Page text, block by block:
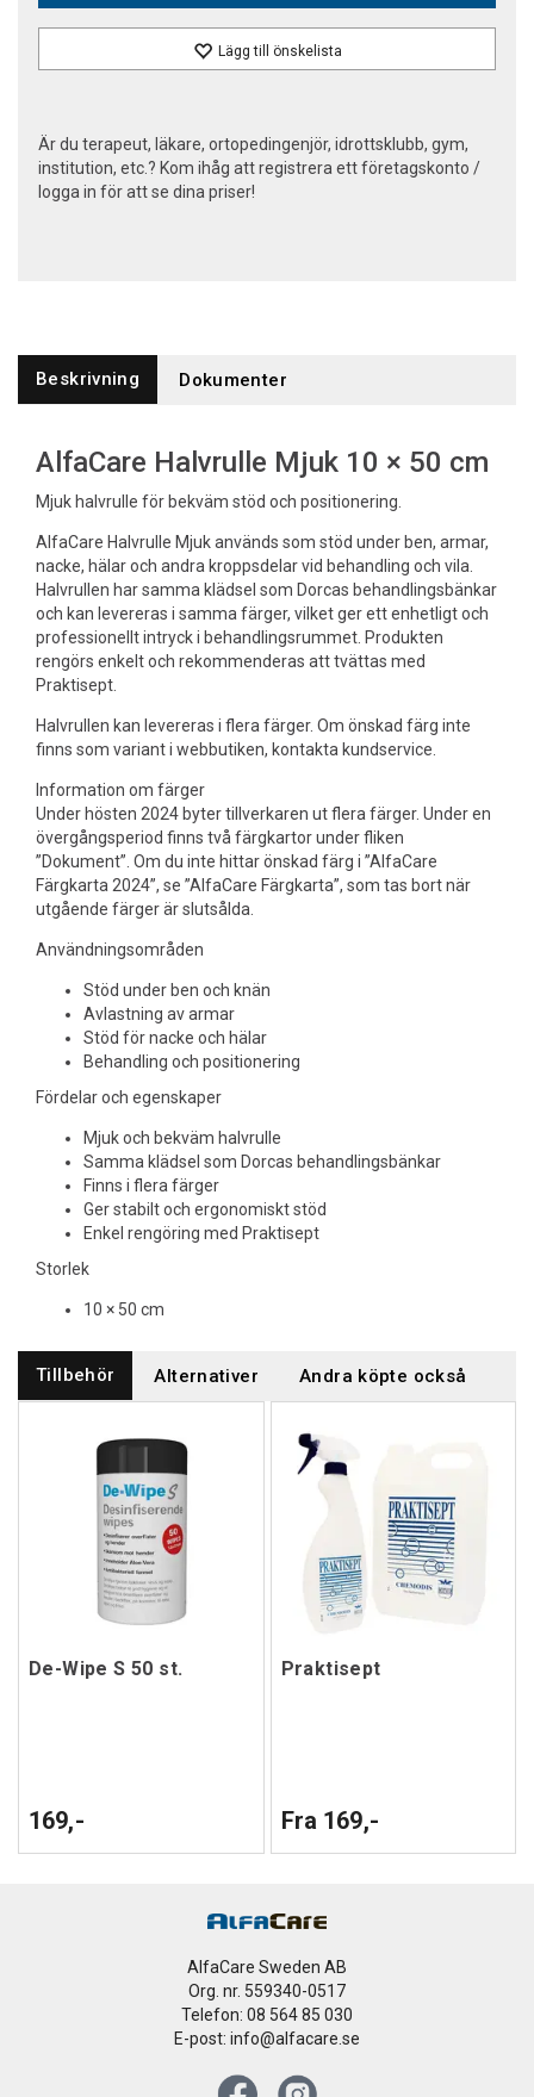
Lägg till önskelista
Är du terapeut, läkare, ortopedingenjör, idrottsklubb, gym,
institution, etc.? Kom ihåg att registrera ett företagskonto /
logga in för att se dina priser!
Beskrivning Dokumenter
AlfaCare Halvrulle Mjuk 10 × 50 cm
Mjuk halvrulle för bekväm stöd och positionering.
AlfaCare Halvrulle Mjuk används som stöd under ben, armar,
nacke, hälar och andra kroppsdelar vid behandling och vila.
Halvrullen har samma klädsel som Dorcas behandlingsbänkar
och kan levereras i samma färger, vilket ger ett enhetligt och
professionellt intryck i behandlingsrummet. Produkten
rengörs enkelt och rekommenderas att tvättas med
Praktisept.
Halvrullen kan levereras i flera färger. Om önskad färg inte
finns som variant i webbutiken, kontakta kundservice.
Information om färger
Under hösten 2024 byter tillverkaren ut flera färger. Under en
övergångsperiod finns två färgkartor under fliken
”Dokument”. Om du inte hittar önskad färg i ”AlfaCare
Färgkarta 2024”, se ”AlfaCare Färgkarta”, som tas bort när
utgående färger är slutsålda.
Användningsområden
Stöd under ben och knän
Avlastning av armar
Stöd för nacke och hälar
Behandling och positionering
Fördelar och egenskaper
Mjuk och bekväm halvrulle
Samma klädsel som Dorcas behandlingsbänkar
Finns i flera färger
Ger stabilt och ergonomiskt stöd
Enkel rengöring med Praktisept
Storlek
10 × 50 cm
Tillbehör Alternativer Andra köpte också
De-Wipe S 50 st.
169,-
Praktisept
Fra 169,-
AlfaCare Sweden AB
Org. nr. 559340-0517
Telefon: 08 564 85 030
E-post: info@alfacare.se